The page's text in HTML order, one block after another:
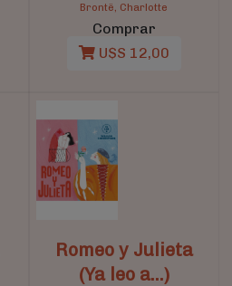
Brontë, Charlotte
Comprar
U$S 12,00
Romeo y Julieta
(Ya leo a...)